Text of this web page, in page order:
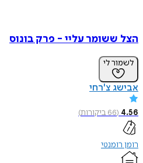
עליי - פרק בונוס
לי
צ'רחי
66ביקורות)